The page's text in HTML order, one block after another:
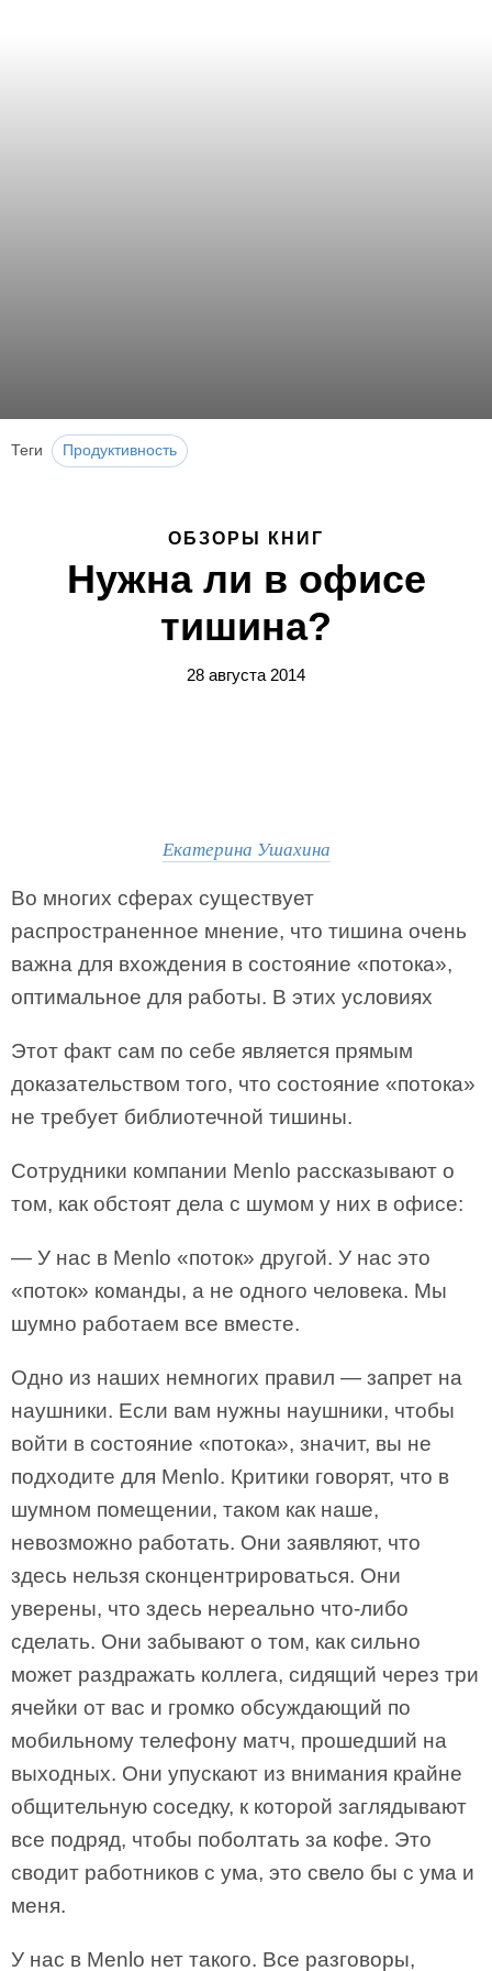
Теги Продуктивность
ОБЗОРЫ КНИГ
Нужна ли в офисе
тишина?
28 августа 2014
Екатерина Ушахина
Во многих сферах существует
распространенное мнение, что тишина очень
важна для вхождения в состояние «потока»,
оптимальное для работы. В этих условиях
Этот факт сам по себе является прямым
доказательством того, что состояние «потока»
не требует библиотечной тишины.
Сотрудники компании Menlo рассказывают о
том, как обстоят дела с шумом у них в офисе:
— У нас в Menlo «поток» другой. У нас это
«поток» команды, а не одного человека. Мы
шумно работаем все вместе.
Одно из наших немногих правил — запрет на
наушники. Если вам нужны наушники, чтобы
войти в состояние «потока», значит, вы не
подходите для Menlo. Критики говорят, что в
шумном помещении, таком как наше,
невозможно работать. Они заявляют, что
здесь нельзя сконцентрироваться. Они
уверены, что здесь нереально что-либо
сделать. Они забывают о том, как сильно
может раздражать коллега, сидящий через три
ячейки от вас и громко обсуждающий по
мобильному телефону матч, прошедший на
выходных. Они упускают из внимания крайне
общительную соседку, к которой заглядывают
все подряд, чтобы поболтать за кофе. Это
сводит работников с ума, это свело бы с ума и
меня.
У нас в Menlo нет такого. Все разговоры,